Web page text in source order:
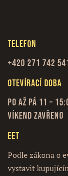
Telefon
+420 271 742
Otevírací doba
Po až Pá 11 –
Víkend zavřeno
EET
Podle zákona o
vystavit